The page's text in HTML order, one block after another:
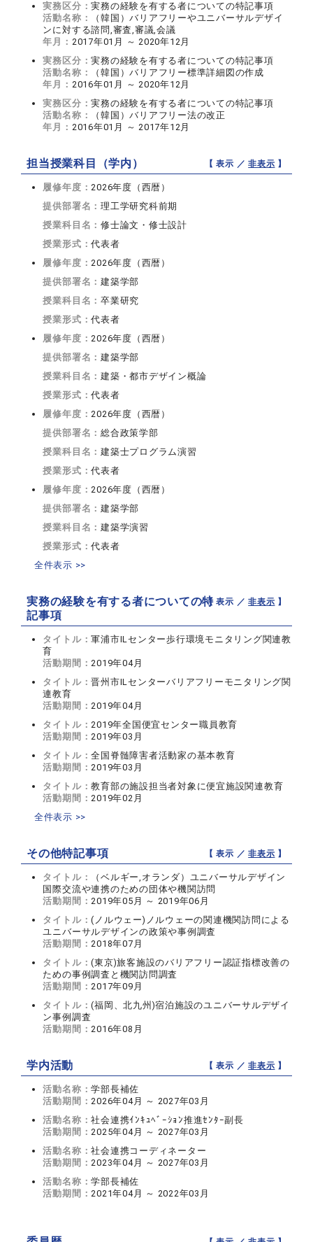
実務区分：実務の経験を有する者についての特記事項
活動名称：
（韓国）バリアフリーやユニバーサルデザイ
ンに対する諮問,審査,審議,会議
年月： 2017年01月 ～ 2020年12月
実務区分：実務の経験を有する者についての特記事項
活動名称：
（韓国）バリアフリー標準詳細図の作成
年月： 2016年01月 ～ 2020年12月
実務区分：実務の経験を有する者についての特記事項
活動名称：
（韓国）バリアフリー法の改正
年月： 2016年01月 ～ 2017年12月
担当授業科目（学内） 【 表示 ／非表示 】
履修年度：2026年度（西暦）
提供部署名：理工学研究科前期
授業科目名：修士論文・修士設計
授業形式：代表者
履修年度：2026年度（西暦）
提供部署名：建築学部
授業科目名：卒業研究
授業形式：代表者
履修年度：2026年度（西暦）
提供部署名：建築学部
授業科目名：建築・都市デザイン概論
授業形式：代表者
履修年度：2026年度（西暦）
提供部署名：総合政策学部
授業科目名：建築士プログラム演習
授業形式：代表者
履修年度：2026年度（西暦）
提供部署名：建築学部
授業科目名：建築学演習
授業形式：代表者
全件表示 >>
実務の経験を有する者についての特
記事項
【 表示 ／非表示 】
タイトル：軍浦市ILセンター歩行環境モニタリング関連教
育
活動期間：2019年04月
タイトル：晋州市ILセンターバリアフリーモニタリング関
連教育
活動期間：2019年04月
タイトル：2019年全国便宜センター職員教育
活動期間：2019年03月
タイトル：全国脊髄障害者活動家の基本教育
活動期間：2019年03月
タイトル：教育部の施設担当者対象に便宜施設関連教育
活動期間：2019年02月
全件表示 >>
その他特記事項 【 表示 ／非表示 】
タイトル：
（ベルギー,オランダ）ユニバーサルデザイン
国際交流や連携のための団体や機関訪問
活動期間：2019年05月 ～ 2019年06月
タイトル：(ノルウェー)ノルウェーの関連機関訪問による
ユニバーサルデザインの政策や事例調査
活動期間：2018年07月
タイトル：(東京)旅客施設のバリアフリー認証指標改善の
ための事例調査と機関訪問調査
活動期間：2017年09月
タイトル：(福岡、北九州)宿泊施設のユニバーサルデザイ
ン事例調査
活動期間：2016年08月
学内活動 【 表示 ／非表示 】
活動名称：学部長補佐
活動期間：2026年04月 ～ 2027年03月
活動名称：社会連携ｲﾝｷｭﾍﾞｰｼｮﾝ推進ｾﾝﾀｰ副長
活動期間：2025年04月 ～ 2027年03月
活動名称：社会連携コーディネーター
活動期間：2023年04月 ～ 2027年03月
活動名称：学部長補佐
活動期間：2021年04月 ～ 2022年03月